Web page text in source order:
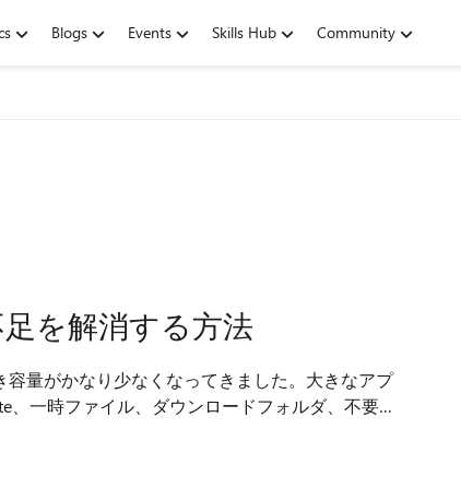
Blogs Events Skills Hub Community
を解消する方法
量がかなり少なくなってきました。大きなアプ
一時ファイル、ダウンロードフォルダ、不要な
てきたので、c ドライブ 容量 不足を安全に解消